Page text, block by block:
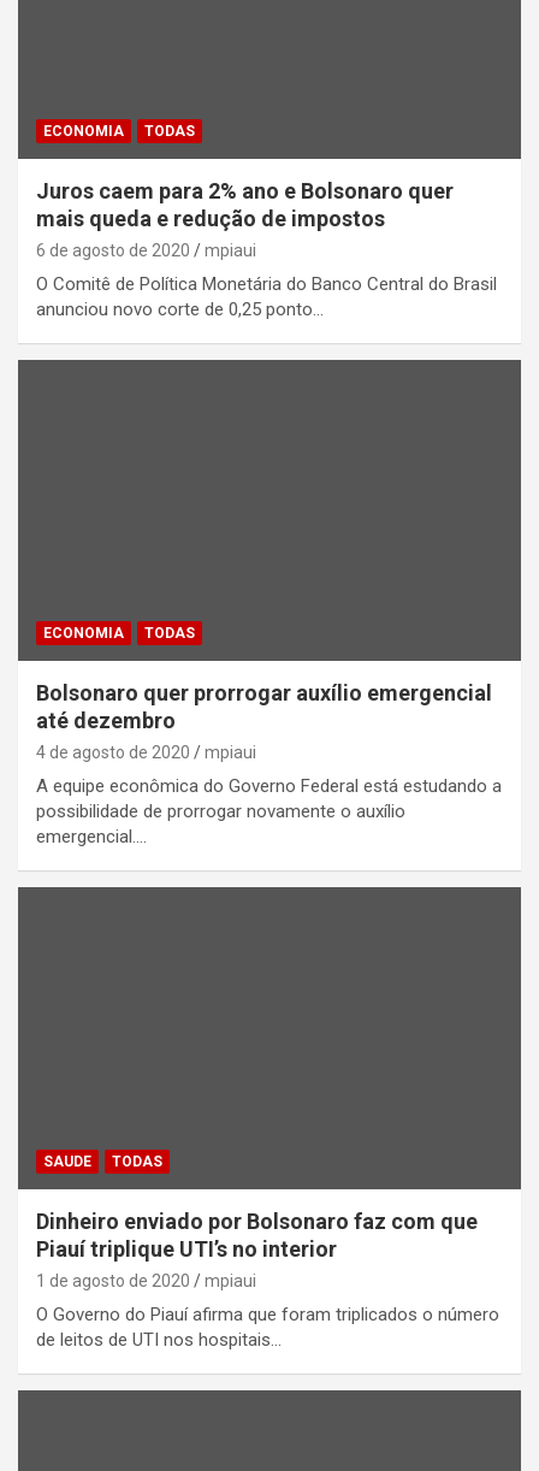
ECONOMIA TODAS
Juros caem para 2% ano e Bolsonaro quer
mais queda e redução de impostos
6 de agosto de 2020 mpiaui
O Comitê de Política Monetária do Banco Central do Brasil
anunciou novo corte de 0,25 ponto…
ECONOMIA TODAS
Bolsonaro quer prorrogar auxílio emergencial
até dezembro
4 de agosto de 2020 mpiaui
A equipe econômica do Governo Federal está estudando a
possibilidade de prorrogar novamente o auxílio
emergencial.…
SAUDE TODAS
Dinheiro enviado por Bolsonaro faz com que
Piauí triplique UTI’s no interior
1 de agosto de 2020 mpiaui
O Governo do Piauí afirma que foram triplicados o número
de leitos de UTI nos hospitais…